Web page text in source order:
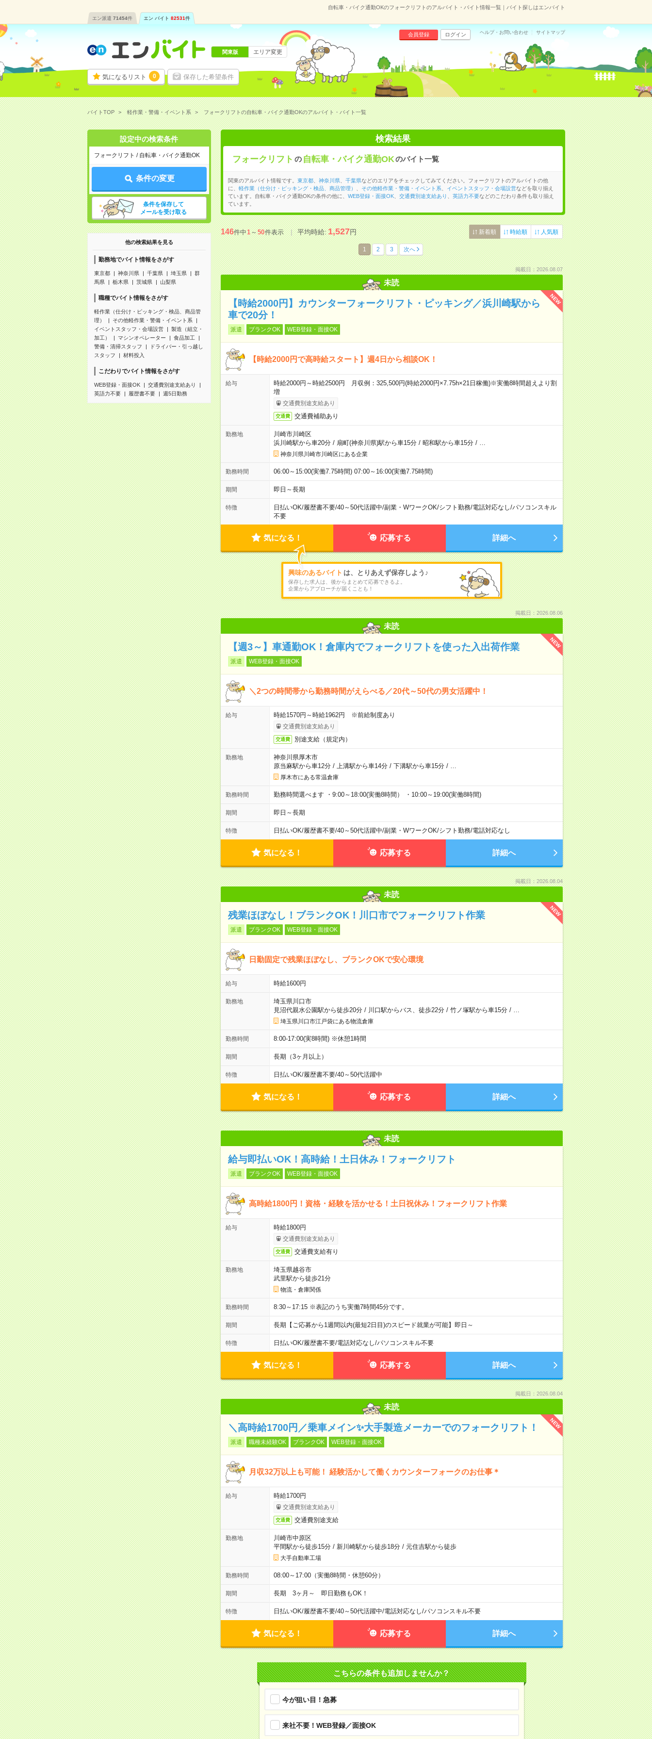
自転車・バイク通勤OKのフォークリフトのアルバイト・バイト情報一覧｜バイト探しはエンバイト
エン派遣 71454件 エン バイト 82531件
気になるリスト 0 保存した希望条件
会員登録 ログイン ヘルプ・お問い合わせ サイトマップ
関東版 エリア変更
バイトTOP 軽作業・警備・イベント系 フォークリフトの自転車・バイク通勤OKのアルバイト・バイト一覧
設定中の検索条件
フォークリフト / 自転車・バイク通勤OK
条件の変更
条件を保存して
メールを受け取る
他の検索結果を見る
勤務地でバイト情報をさがす
東京都 神奈川県 千葉県 埼玉県
群
馬県
栃木県 茨城県 山梨県
職種でバイト情報をさがす
軽作業（仕分け・ピッキング・検品、商品管
理）
その他軽作業・警備・イベント系
イベントスタッフ・会場設営
製造（組立・
加工）
マシンオペレーター
食品加工
警備・清掃スタッフ
ドライバー・引っ越し
スタッフ
材料投入
こだわりでバイト情報をさがす
WEB登録・面接OK
交通費別途支給あり
英語力不要
履歴書不要 週5日勤務
検索結果
フォークリフト の 自転車・バイク通勤OKのバイト一覧
関東のアルバイト情報です。 東京都、 神奈川県、 千葉県などのエリアをチェックしてみてください。フォークリフトのアルバイトの他
に、 軽作業（仕分け・ピッキング・検品、商品管理） その他軽作業・警備・イベント系 イベントスタッフ・会場設営などを取り揃え
ています。自転車・バイク通勤OKの条件の他に、 WEB登録・面接OK、 交通費別途支給あり 英語力不要などのこだわり条件も取り揃え
ています。
146件中1～50件表示 平均時給:1,527円 新着順 時給順 人気順
1 2 3 次へ
掲載日：2026.08.07
未読
NEW
【時給2000円】カウンターフォークリフト・ピッキング／浜川崎駅から
車で20分！
派遣 ブランクOK WEB登録・面接OK
【時給2000円で高時給スタート】週4日から相談OK！
給与
時給2000円～時給2500円 月収例：325,500円(時給2000円×7.75h×21日稼働)※実働8時間超えより割
増
交通費別途支給あり
交通費 交通費補助あり
勤務地
川崎市川崎区
浜川崎駅から車20分/ 扇町(神奈川県)駅から車15分/ 昭和駅から車15分/
神奈川県川崎市川崎区にある企業
勤務時間 06:00～15:00(実働7.75時間) 07:00～16:00(実働7.75時間)
期間 即日～長期
特徴 日払いOK/履歴書不要/40～50代活躍中/副業・WワークOK/シフト勤務/電話対応なし/パソコンスキル
不要
気になる！ 応募する 詳細へ
興味のあるバイト は、とりあえず保存しよう♪
保存した求人は、後からまとめて応募できるよ。
企業からアプローチが届くことも！
掲載日：2026.08.06
未読
NEW
【週3～】車通勤OK！倉庫内でフォークリフトを使った入出荷作業
派遣 WEB登録・面接OK
＼2つの時間帯から勤務時間がえらべる／20代～50代の男女活躍中！
給与 時給1570円～時給1962円 ※前給制度あり
交通費別途支給あり
交通費 別途支給（規定内）
勤務地
神奈川県厚木市
原当麻駅から車12分/ 上溝駅から車14分/ 下溝駅から車15分/
厚木市にある常温倉庫
勤務時間 勤務時間選べます ・9:00～18:00(実働8時間） ・10:00～19:00(実働8時間)
期間 即日～長期
特徴 日払いOK/履歴書不要/40～50代活躍中/副業・WワークOK/シフト勤務/電話対応なし
気になる！ 応募する 詳細へ
掲載日：2026.08.04
未読
NEW
残業ほぼなし！ブランクOK！川口市でフォークリフト作業
派遣 ブランクOK WEB登録・面接OK
日勤固定で残業ほぼなし、ブランクOKで安心環境
給与 時給1600円
勤務地
埼玉県川口市
見沼代親水公園駅から徒歩20分/ 川口駅からバス、徒歩22分/ 竹ノ塚駅から車15分/
埼玉県川口市江戸袋にある物流倉庫
勤務時間 8:00-17:00(実8時間) ※休憩1時間
期間 長期（3ヶ月以上）
特徴 日払いOK/履歴書不要/40～50代活躍中
気になる！ 応募する 詳細へ
未読
給与即払いOK！高時給！土日休み！フォークリフト
派遣 ブランクOK WEB登録・面接OK
高時給1800円！資格・経験を活かせる！土日祝休み！フォークリフト作業
給与 時給1800円
交通費別途支給あり
交通費 交通費支給有り
勤務地
埼玉県越谷市
武里駅から徒歩21分
物流・倉庫関係
勤務時間 8:30～17:15 ※表記のうち実働7時間45分です。
期間 長期【ご応募から1週間以内(最短2日目)のスピード就業が可能】即日～
特徴 日払いOK/履歴書不要/電話対応なし/パソコンスキル不要
気になる！ 応募する 詳細へ
掲載日：2026.08.04
未読
NEW
＼高時給1700円／乗車メイン✨大手製造メーカーでのフォークリフト！
派遣 職種未経験OK ブランクOK WEB登録・面接OK
月収32万以上も可能！ 経験活かして働くカウンターフォークのお仕事＊
給与 時給1700円
交通費別途支給あり
交通費 交通費別途支給
勤務地
川崎市中原区
平間駅から徒歩15分/ 新川崎駅から徒歩18分/ 元住吉駅から徒歩
大手自動車工場
勤務時間 08:00～17:00（実働8時間・休憩60分）
期間 長期 3ヶ月～ 即日勤務もOK！
特徴 日払いOK/履歴書不要/40～50代活躍中/電話対応なし/パソコンスキル不要
気になる！ 応募する 詳細へ
こちらの条件も追加しませんか？
今が狙い目！急募
来社不要！WEB登録／面接OK